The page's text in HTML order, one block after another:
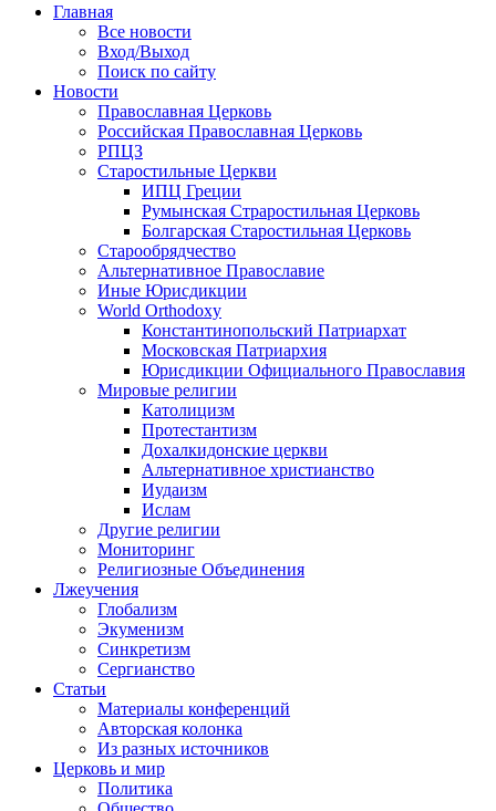
Главная
Все новости
Вход/Выход
Поиск по сайту
Новости
Православная Церковь
Российская Православная Церковь
РПЦЗ
Старостильные Церкви
ИПЦ Греции
Румынская Страростильная Церковь
Болгарская Старостильная Церковь
Старообрядчество
Альтернативное Православие
Иные Юрисдикции
World Orthodoxy
Константинопольский Патриархат
Московская Патриархия
Юрисдикции Официального Православия
Мировые религии
Католицизм
Протестантизм
Дохалкидонские церкви
Альтернативное христианство
Иудаизм
Ислам
Другие религии
Мониторинг
Религиозные Объединения
Лжеучения
Глобализм
Экуменизм
Синкретизм
Сергианство
Статьи
Материалы конференций
Авторская колонка
Из разных источников
Церковь и мир
Политика